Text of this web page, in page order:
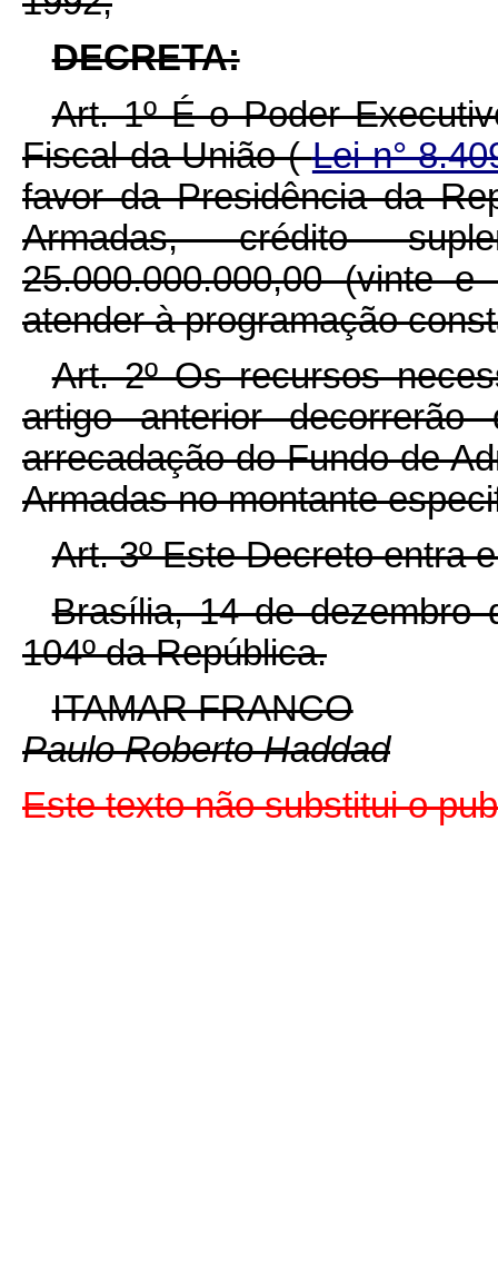
DECRETA:
Art. 1º É o Poder
Fiscal da União (Lei n°
favor da Presidência da
Armadas, crédito
25.000.000.000,00 (vinte
atender à programação
Art. 2º Os recursos
artigo anterior
arrecadação do Fundo de
Armadas no montante
Art. 3º Este Decreto entra
Brasília, 14 de dezembro
104º da República.
ITAMAR FRANCO
Paulo Roberto Haddad
Este texto não substitui o